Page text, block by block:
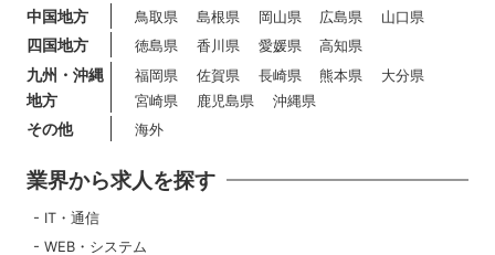
中国地方 鳥取県 島根県 岡山県 広島県 山口県
四国地方 徳島県 香川県 愛媛県 高知県
九州・沖縄
地方
福岡県 佐賀県 長崎県 熊本県
大分県
宮崎県
鹿児島県 沖縄県
その他 海外
業界から求人を探す
IT・通信
WEB・システム